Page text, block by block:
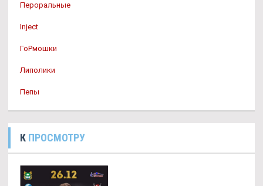
Пероральные
Inject
ГоРмошки
Липолики
Пепы
К ПРОСМОТРУ